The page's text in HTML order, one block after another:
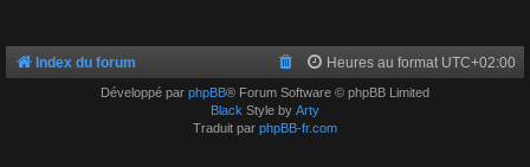
Index du forum Heures au format UTC+02:00
Développé par phpBB® Forum Software © phpBB Limited
Black Style by Arty
Traduit par phpBB-fr.com